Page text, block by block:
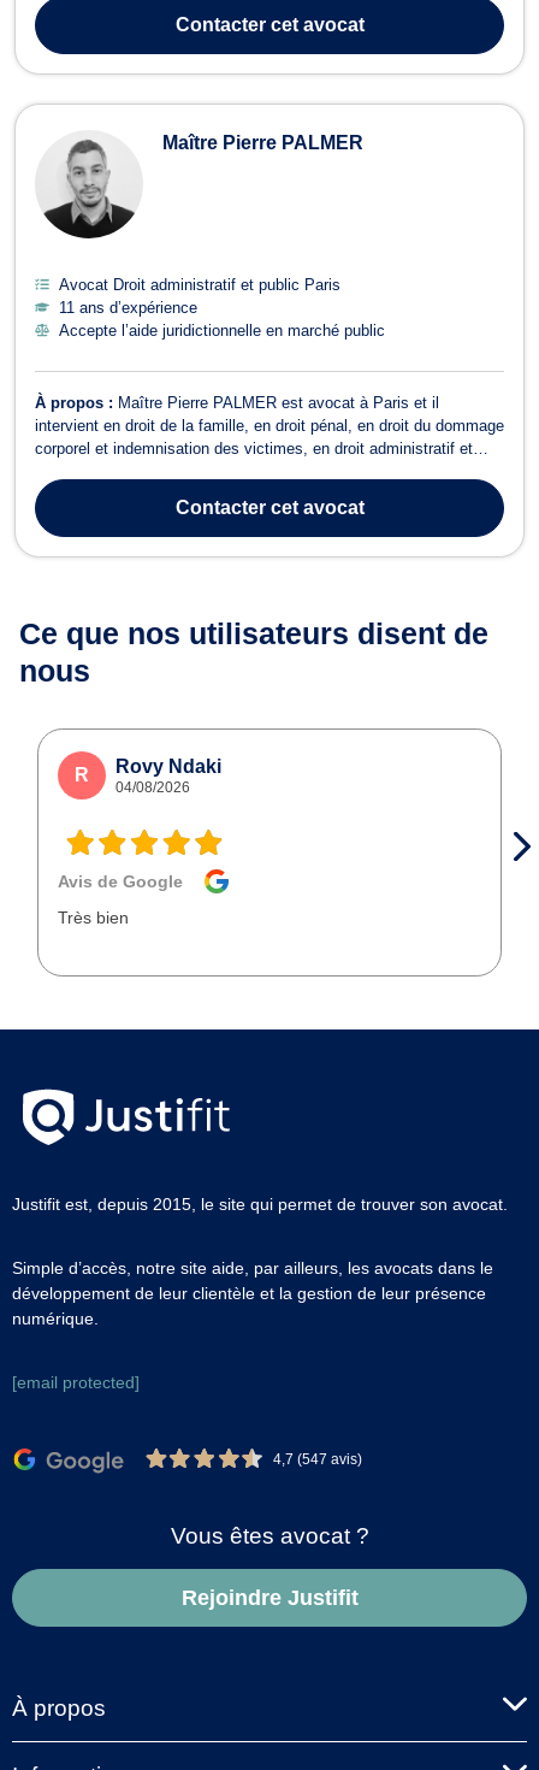
aspects juridiques relatifs à vos projets immobiliers ainsi qu'aux
sujets de propriété...Contactercet avocat
Maître Pierre PALMER
Avocat Droit administratif et public Paris
11 ans d’expérience
Accepte l’aide juridictionnelle en marché public
À propos : Maître Pierre PALMER est avocat à Paris et il
intervient en droit de la famille, en droit pénal, en droit du dommage
corporel et indemnisation des victimes, en droit administratif et
l’informatique et de la communication. En droit de la famille, Maître
Pierre PALMER ex...Contactercet avocat
Ce que nos utilisateurs disent de
nous
R Rovy Ndaki
04/08/2026
Avis de Google
Très bien
Justifit est, depuis 2015, le site qui permet de trouver son avocat.
Simple d’accès, notre site aide, par ailleurs, les avocats dans le
développement de leur clientèle et la gestion de leur présence
numérique.
[email protected]
4,7 (547 avis)
Vous êtes avocat ?
Rejoindre Justifit
À propos